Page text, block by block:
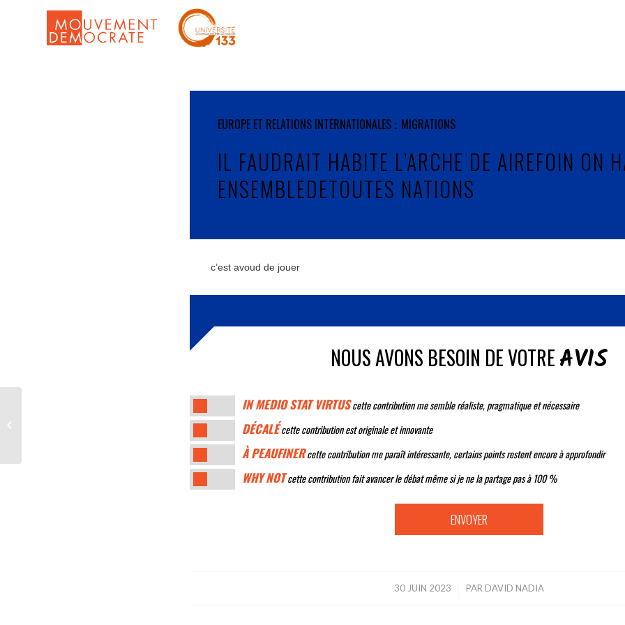
EUROPE ET RELATIONS INTERNATIONALES MIGRATIONS
IL FAUDRAIT HABITE L’ARCHE DE AIREFOIN ON
ENSEMBLEDETOUTES NATIONS
c’est avoud de jouer
NOUS AVONS BESOIN DE VOTREAVIS
IN MEDIO STAT VIRTUScette contribution me semble réaliste, pragmatique et nécessaire
DÉCALÉcette contribution est originale et innovante
À PEAUFINERcette contribution me paraît intéressante, certains points restent encore à approfondir
WHY NOTcette contribution fait avancer le débat même si je ne la partage pas à 100 %
30 JUIN 2023
/ PAR DAVID NADIA